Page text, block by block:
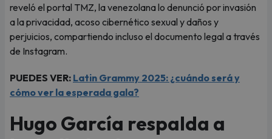
reveló el portal TMZ, la venezolana lo denunció por invasión
a la privacidad, acoso cibernético sexual y daños y
perjuicios, compartiendo incluso el documento legal a través
de Instagram.
PUEDES VER: Latin Grammy 2025: ¿cuándo será y
cómo ver la esperada gala?
Hugo García respalda a